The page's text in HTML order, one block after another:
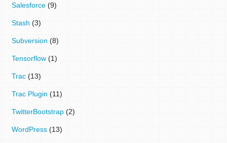
Salesforce (9)
Stash (3)
Subversion (8)
Tensorflow (1)
Trac (13)
Trac Plugin (11)
TwitterBootstrap (2)
WordPress (13)